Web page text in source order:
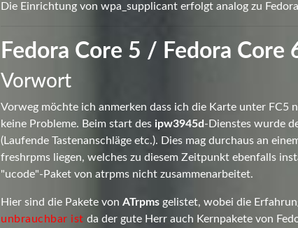
Die Einrichtung von wpa_supplicant erfolgt analog zu
Fedora Core 5 / Fedora Core
Vorwort
Vorweg möchte ich anmerken dass ich die Karte unter FC5
keine Probleme. Beim start des ipw3945d -Dienstes wurde
(Laufende Tastenanschläge etc.). Dies mag durchaus an
freshrpms liegen, welches zu diesem Zeitpunkt ebenfalls
"ucode"-Paket von atrpms nicht zusammenarbeitet.
Hier sind die Pakete vonATrpms gelistet, wobei die
unbrauchbar ist da der gute Herr auch Kernpakete von